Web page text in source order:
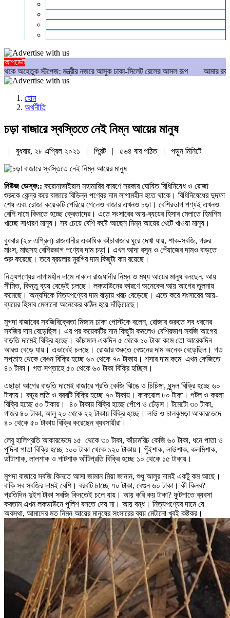
আপডেট
নজরে আসুক ঢাকা-সিলেট রেলের আসল রূপ
আমার রক্ত ঝরেছে, তারেক রহমানকে
হোম
অর্থনীতি
চড়া বাজারে স্বস্তিতে নেই নিম্ন আয়ের মানুষ
| বুধবার, ২৮ এপ্রিল ২০২১ | প্রিন্ট | ৫৬৪ বার পঠিত | পড়ুনমিনিটে
নিউজ ডেস্ক:: করোনাভাইরাস মহামারির কারণে সরকার ঘোষিত বিধিনিষেধ ও রোজা
শুরুকে কেন্দ্র করে বাজারে বিভিন্ন পণ্যের দাম লাগামহীন হতে থাকে। বিধিনিষেধের দুদফা
শেষ এবং রোজা কয়েকটি পেরিয়ে গেলেও বাজার এখনও চড়া। বেশিরভাগ পণ্যই এখনও
বেশি দামে কিনতে হচ্ছে ক্রেতাদের। এতে সংসারের আয়-ব্যয়ের হিসাব মেলাতে হিমশিম
খাচ্ছে সাধারণ মানুষ। সব চেয়ে বেশি কষ্টে আছেন নিম্ন আয়ের খেটে খাওয়া মানুষ।
বুধবার (২৮ এপ্রিল) রাজধানীর একাধিক কাঁচাবাজার ঘুরে দেখা যায়, শাক-সবজি, গরুর
মাংস, মাছসহ বেশিরভাগ পণ্যের দাম চড়া। এখন আদা রসুন ও পেঁয়াজের দামও বাড়তে
শুরু করেছে। তবে ব্রয়লার মুরগির দাম কিছুটা কম রয়েছে।
নিত্যপণ্যের লাগামহীন দামে নাকাল রাজধানীর নিম্ন ও মধ্য আয়ের মানুষ বলছেন, আয়
সীমিত, কিন্তু ব্যয় বেড়েই চলছে। লকডাউনের কারণে অনেকের আয় আগের তুলনায়
কমেছে। অন্যদিকে নিত্যপণ্যের দাম বাড়ায় খরচ বেড়েছে। এতে করে সংসারের আয়-
ব্যয়ের হিসাব মেলানো অনেকের কঠিন হয়ে দাঁড়িয়েছে।
মুগদা বাজারের সবজিবিক্রেতা মিজান ঢাকা পোস্টকে বলেন, রোজার শুরুতে সব ধরনের
সবজির দাম বেড়েছিল। এর পর কয়েকটির দাম কিছুটা কমলেও বেশিরভাগ সবজি আগের
বাড়তি দামেই বিক্রি হচ্ছে। কাঁচামাল একদিন ৫ থেকে ১০ টাকা কমে তো আরেকদিন
আরও বেড়ে যায়। এভাবেই চলছে। রোজার শুরুতে বেগুনের দাম অনেক বেড়েছিল। গত
সপ্তাহ থেকে বেগুন বিক্রি হচ্ছে ৬০ থেকে ৭০ টাকায়। শসার দাম কমে এখন কেজিতে
৪০ টাকা। গত সপ্তাহে ৫০ থেকে ৬০ টাকা বিক্রি হচ্ছিল।
এছাড়া আগের বাড়তি দামেই বাজারে প্রতি কেজি ঝিঙে ও চিচিঙ্গা, ধুন্দল বিক্রি হচ্ছে ৬০
টাকায়। কচুর লতি ও বরবটি বিক্রি হচ্ছে ৭০ টাকায়। কাকরোল ৮০ টাকা। পটল ও করলা
বিক্রি হচ্ছে ৫০ টাকায়। ৪০ টাকায় বিক্রি হচ্ছে পেঁপে ও ঢেঁড়স। টমেটো ৩০ টাকা,
গাজর ৪০ টাকা, আলু ২০ থেকে ২২ টাকায় বিক্রি হচ্ছে। লাউ ও চালকুমড়া আকারভেদে
৪০ থেকে ৫০ টাকায় বিক্রি করেছেন ব্যবসায়ীরা।
লেবু হালিপ্রতি আকারভেদে ১৫ থেকে ৩০ টাকা, কাঁচামরিচ কেজি ৬০ টাকা, ধনে পাতা ও
পুদিনা পাতা বিক্রি হচ্ছে ১০০ টাকা থেকে ১২০ টাকায়। পুঁইশাক, লাউশাক, কলমিশাক,
ডাঁটাশাক, লালশাক ও পাটশাক আঁটিপ্রতি বিক্রি হচ্ছে ১০ থেকে ১৫ টাকায়।
মুগদা বাজারে সবজি কিনতে আসা জামান মিয়া জানান, শুধু আলুর দামই একটু কম আছে।
বাকি সব সবজির দামই বেশি। বরবটি চাচ্ছে ৭০ টাকা, বেগুন ৬০ টাকা। কী কিনব?
প্রতিদিন দুইশ টাকা সবজি কিনতেই চলে যায়। আয় করি কয় টাকা? ফুটপাতে ব্যবসা
করতাম এখন লকডাউনে পুলিশ বসতে দেয় না। আয় বন্ধ। নিত্যপণ্যের দামে যে
অবস্থা, আমাদের মত নিম্ন আয়ের মানুষের সংসারের ব্যয় মেটানো খুবই কষ্টকর।